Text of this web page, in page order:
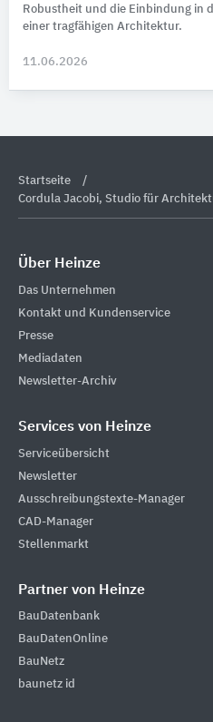
Robustheit und die Einbindung in
einer tragfähigen Architektur.
11.06.2026
Startseite
Cordula Jacobi, Studio für
Über Heinze
Das Unternehmen
Kontakt und Kundenservice
Presse
Mediadaten
Newsletter-Archiv
Services von Heinze
Serviceübersicht
Newsletter
Ausschreibungstexte-Manager
CAD-Manager
Stellenmarkt
Partner von Heinze
BauDatenbank
BauDatenOnline
BauNetz
baunetz id